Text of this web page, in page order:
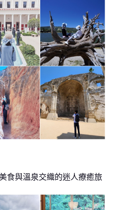
食與溫泉交織的迷人療癒旅